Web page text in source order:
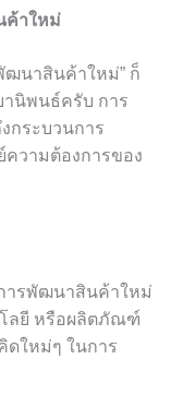
ค้าใหม่
ฒนาสินค้าใหม่” ก็
นิพนธ์ครับ การ
กระบวนการ
วามต้องการของ
ารพัฒนาสินค้าใหม่
ลยี หรือผลิตภัณฑ์
ดใหม่ๆ ในการ